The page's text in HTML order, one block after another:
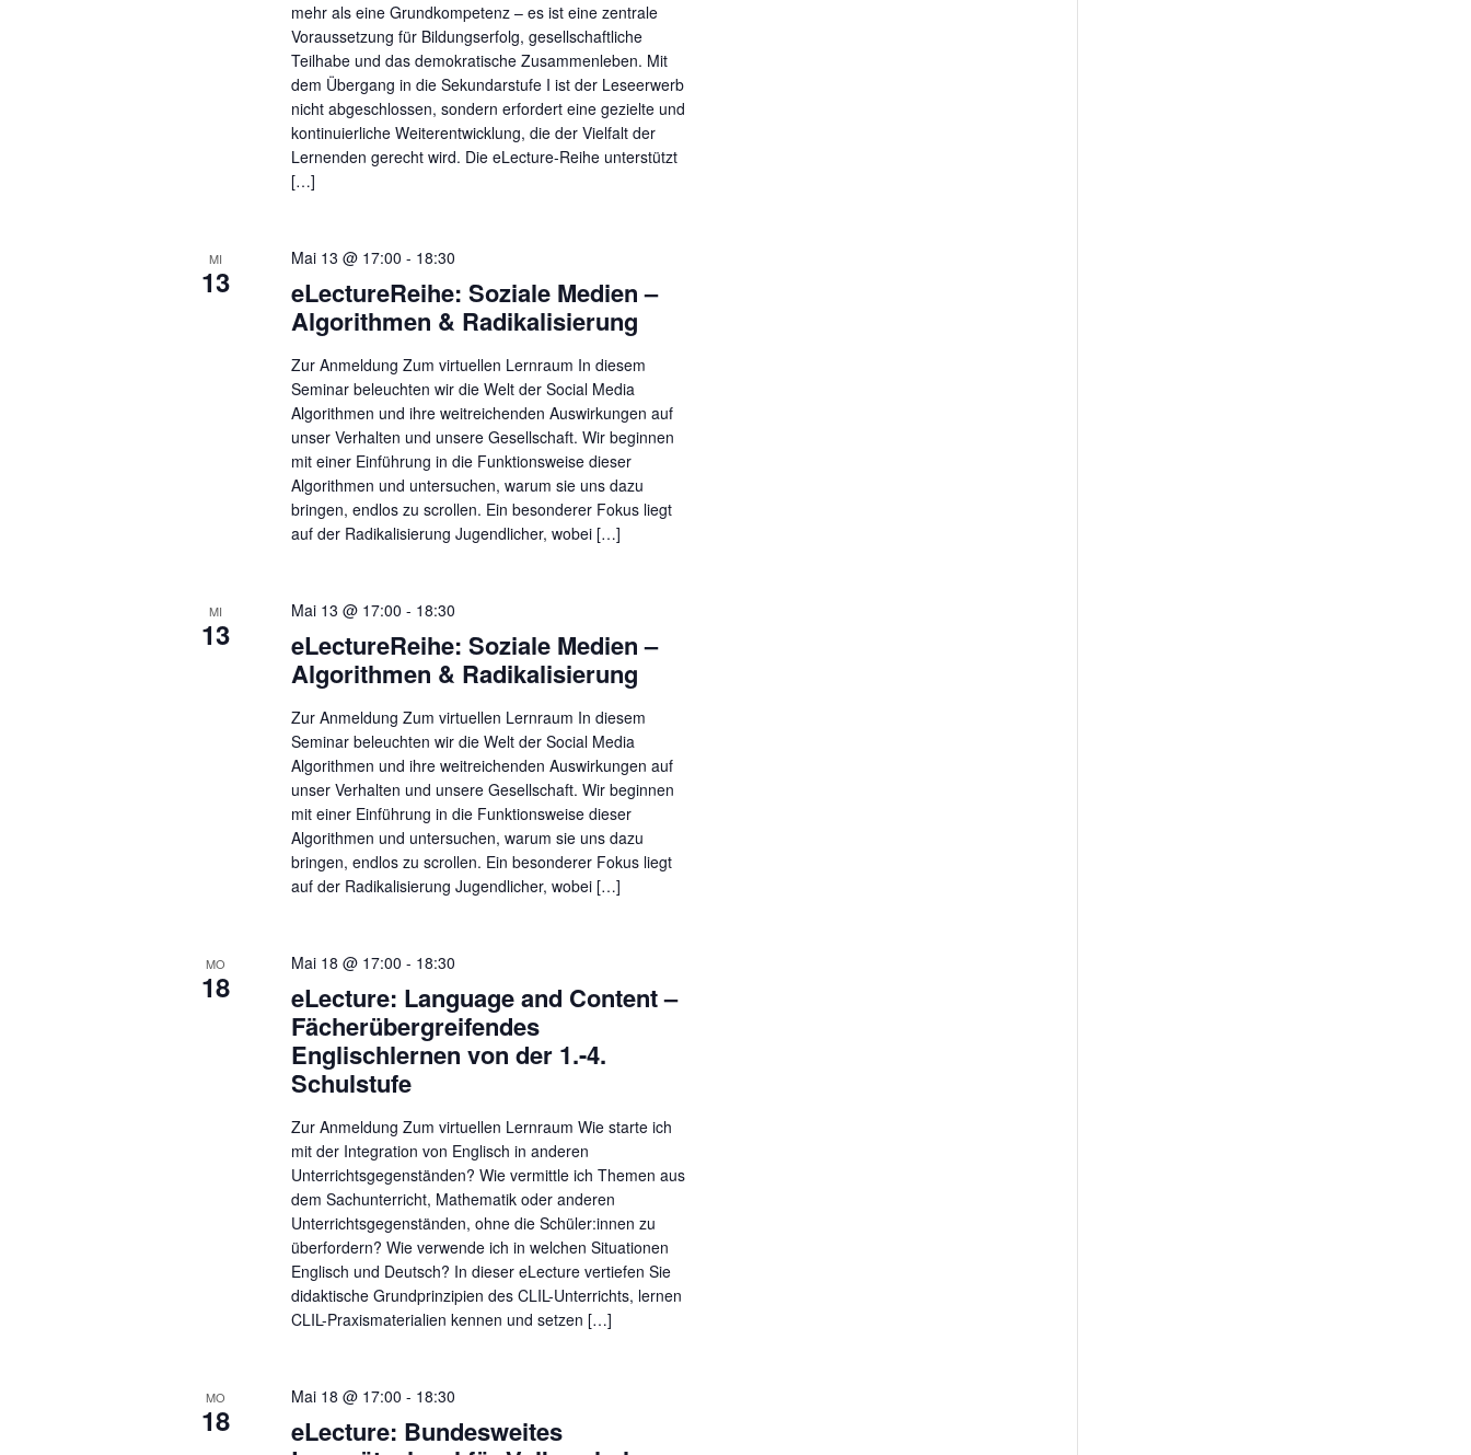
mehr als eine Grundkompetenz – es ist eine zentrale
Voraussetzung für Bildungserfolg, gesellschaftliche
Teilhabe und das demokratische Zusammenleben. Mit
dem Übergang in die Sekundarstufe I ist der Leseerwerb
nicht abgeschlossen, sondern erfordert eine gezielte und
kontinuierliche Weiterentwicklung, die der Vielfalt der
Lernenden gerecht wird. ​Die eLecture-Reihe unterstützt
[…]
MI
13
Mai 13 @ 17:00 - 18:30
eLectureReihe: Soziale Medien –
Algorithmen & Radikalisierung
Zur Anmeldung Zum virtuellen Lernraum In diesem
Seminar beleuchten wir die Welt der Social Media
Algorithmen und ihre weitreichenden Auswirkungen auf
unser Verhalten und unsere Gesellschaft. Wir beginnen
mit einer Einführung in die Funktionsweise dieser
Algorithmen und untersuchen, warum sie uns dazu
bringen, endlos zu scrollen. Ein besonderer Fokus liegt
auf der Radikalisierung Jugendlicher, wobei […]
MI
13
Mai 13 @ 17:00 - 18:30
eLectureReihe: Soziale Medien –
Algorithmen & Radikalisierung
Zur Anmeldung Zum virtuellen Lernraum In diesem
Seminar beleuchten wir die Welt der Social Media
Algorithmen und ihre weitreichenden Auswirkungen auf
unser Verhalten und unsere Gesellschaft. Wir beginnen
mit einer Einführung in die Funktionsweise dieser
Algorithmen und untersuchen, warum sie uns dazu
bringen, endlos zu scrollen. Ein besonderer Fokus liegt
auf der Radikalisierung Jugendlicher, wobei […]
MO
18
Mai 18 @ 17:00 - 18:30
eLecture: Language and Content –
Fächerübergreifendes
Englischlernen von der 1.-4.
Schulstufe
Zur Anmeldung Zum virtuellen Lernraum Wie starte ich
mit der Integration von Englisch in anderen
Unterrichtsgegenständen? Wie vermittle ich Themen aus
dem Sachunterricht, Mathematik oder anderen
Unterrichtsgegenständen, ohne die Schüler:innen zu
überfordern? Wie verwende ich in welchen Situationen
Englisch und Deutsch? In dieser eLecture vertiefen Sie
didaktische Grundprinzipien des CLIL-Unterrichts, lernen
CLIL-Praxismaterialien kennen und setzen […]
MO
18
Mai 18 @ 17:00 - 18:30
eLecture: Bundesweites